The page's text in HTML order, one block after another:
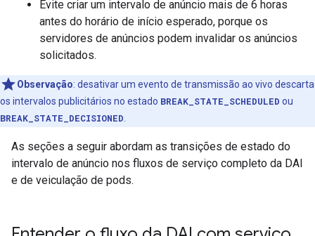
Evite criar um intervalo de anúncio mais de 6 horas
antes do horário de início esperado, porque os
servidores de anúncios podem invalidar os anúncios
solicitados.
Observação: desativar um evento de transmissão ao vivo descarta
os intervalos publicitários no estado BREAK_STATE_SCHEDULED ou
BREAK_STATE_DECISIONED
As seções a seguir abordam as transições de estado do
intervalo de anúncio nos fluxos de serviço completo da DAI
e de veiculação de pods.